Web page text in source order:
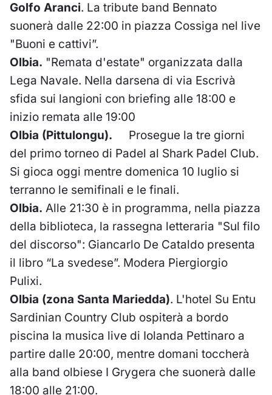
Golfo Aranci. La tribute band Bennato
suonerà dalle 22:00 in piazza Cossiga nel live
"Buoni e cattivi”.
Olbia. "Remata d'estate" organizzata dalla
Lega Navale. Nella darsena di via Escrivà
sfida sui langioni con briefing alle 18:00 e
inizio remata alle 19:00
Olbia (Pittulongu). Prosegue la tre giorni
del primo torneo di Padel al Shark Padel Club.
Si gioca oggi mentre domenica 10 luglio si
terranno le semifinali e le finali.
Olbia. Alle 21:30 è in programma, nella piazza
della biblioteca, la rassegna letteraria "Sul filo
del discorso": Giancarlo De Cataldo presenta
il libro “La svedese”. Modera Piergiorgio
Pulixi.
Olbia (zona Santa Mariedda). L'hotel Su Entu
Sardinian Country Club ospiterà a bordo
piscina la musica live di Iolanda Pettinaro a
partire dalle 20:00, mentre domani toccherà
alla band olbiese I Grygera che suonerà dalle
18:00 alle 21:00.